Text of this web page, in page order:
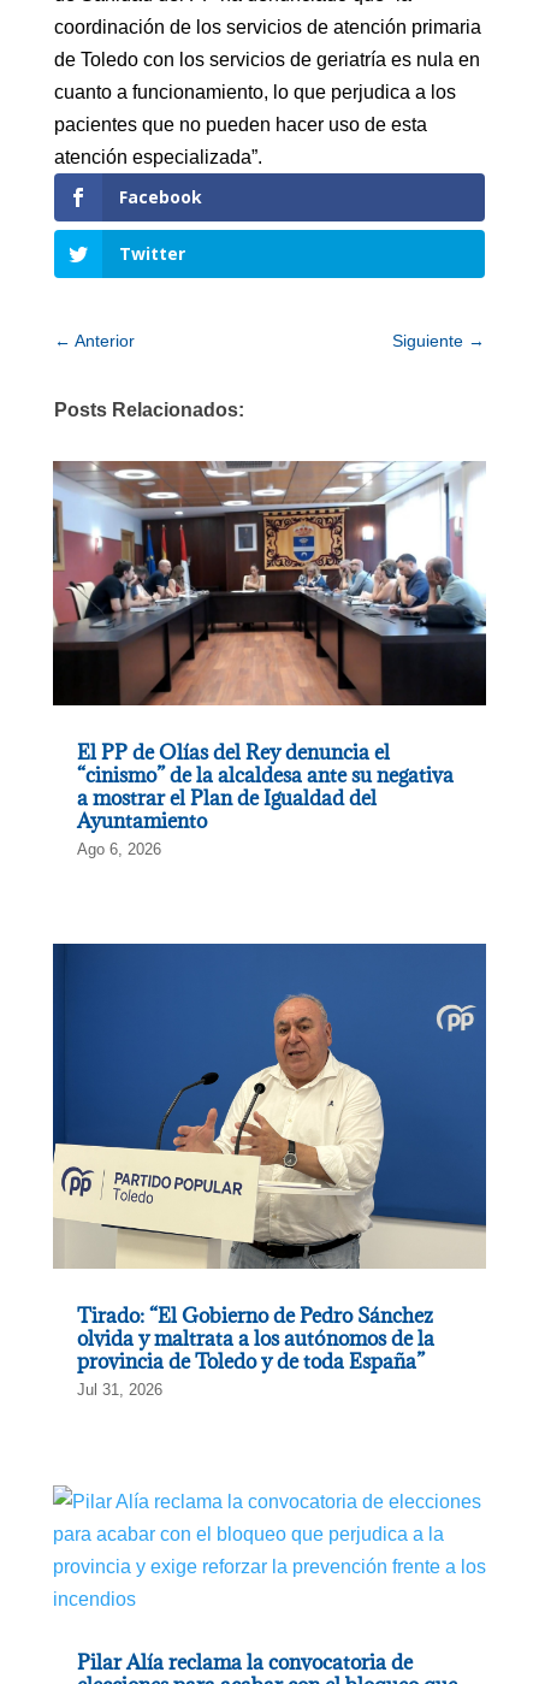
coordinación de los servicios de atención primaria
de Toledo con los servicios de geriatría es nula en
cuanto a funcionamiento, lo que perjudica a los
pacientes que no pueden hacer uso de esta
atención especializada”.
Facebook
Twitter
← Anterior Siguiente →
Posts Relacionados:
El PP de Olías del Rey denuncia el
“cinismo” de la alcaldesa ante su negativa
a mostrar el Plan de Igualdad del
Ayuntamiento
Ago 6, 2026
Tirado: “El Gobierno de Pedro Sánchez
olvida y maltrata a los autónomos de la
provincia de Toledo y de toda España”
Jul 31, 2026
Pilar Alía reclama la convocatoria de